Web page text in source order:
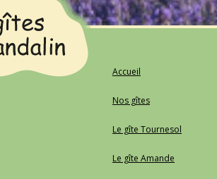
Accueil
Nos gîtes
Le gîte Tournesol
Le gîte Amande